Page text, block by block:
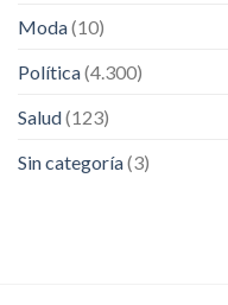
Moda(10)
Política(4.300)
Salud(123)
Sin categoría(3)